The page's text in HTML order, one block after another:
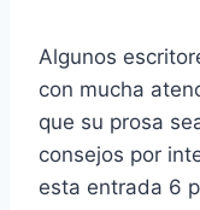
Algunos
con mucha
que su prosa
consejos por
esta entrada 6